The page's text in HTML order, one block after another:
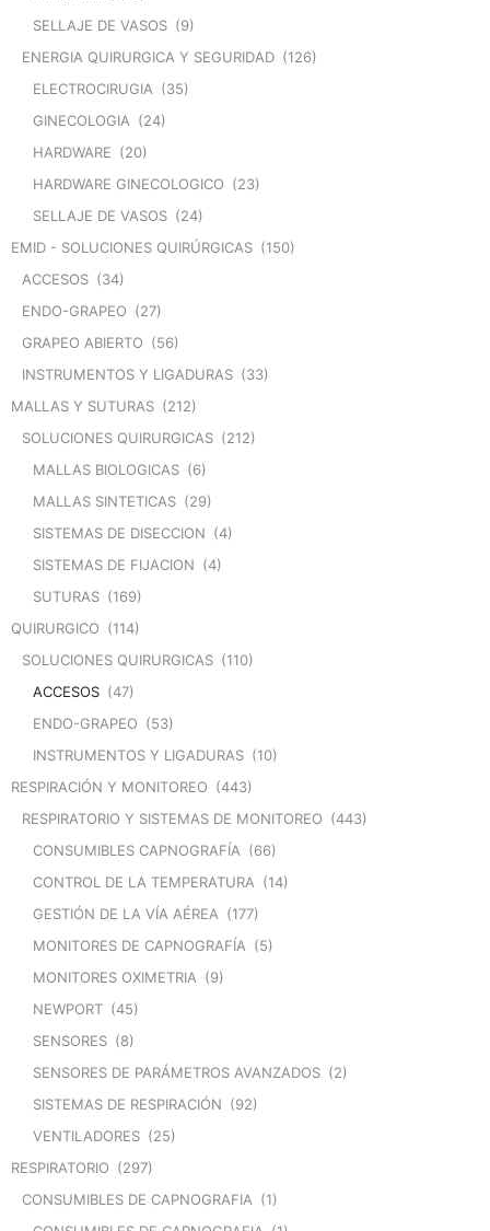
SELLAJE DE VASOS (9)
ENERGIA QUIRURGICA Y SEGURIDAD (126)
ELECTROCIRUGIA (35)
GINECOLOGIA (24)
HARDWARE (20)
HARDWARE GINECOLOGICO (23)
SELLAJE DE VASOS (24)
EMID - SOLUCIONES QUIRÚRGICAS (150)
ACCESOS (34)
ENDO-GRAPEO (27)
GRAPEO ABIERTO (56)
INSTRUMENTOS Y LIGADURAS (33)
MALLAS Y SUTURAS (212)
SOLUCIONES QUIRURGICAS (212)
MALLAS BIOLOGICAS (6)
MALLAS SINTETICAS (29)
SISTEMAS DE DISECCION (4)
SISTEMAS DE FIJACION (4)
SUTURAS (169)
QUIRURGICO (114)
SOLUCIONES QUIRURGICAS (110)
ACCESOS (47)
ENDO-GRAPEO (53)
INSTRUMENTOS Y LIGADURAS (10)
RESPIRACIÓN Y MONITOREO (443)
RESPIRATORIO Y SISTEMAS DE MONITOREO (443)
CONSUMIBLES CAPNOGRAFÍA (66)
CONTROL DE LA TEMPERATURA (14)
GESTIÓN DE LA VÍA AÉREA (177)
MONITORES DE CAPNOGRAFÍA (5)
MONITORES OXIMETRIA (9)
NEWPORT (45)
SENSORES (8)
SENSORES DE PARÁMETROS AVANZADOS (2)
SISTEMAS DE RESPIRACIÓN (92)
VENTILADORES (25)
RESPIRATORIO (297)
CONSUMIBLES DE CAPNOGRAFIA (1)